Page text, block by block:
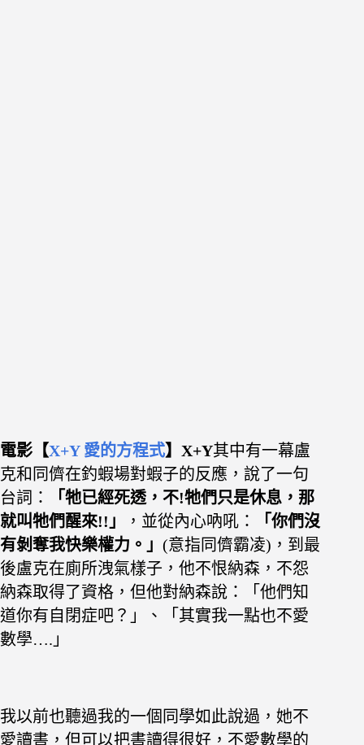
電影【X+Y 愛的方程式】X+Y其中有一幕盧
克和同儕在釣蝦場對蝦子的反應，說了一句
台詞：
「牠已經死透，不!牠們只是休息，那
就叫牠們醒來!!」
，並從內心吶吼： 「你們沒
有剝奪我快樂權力。 」 (意指同儕霸凌)， 到最
後盧克在廁所洩氣樣子，他不恨納森，不怨
納森取得了資格，但他對納森說：
「 他們知
道你有自閉症吧？ 」、「 其實我一點也不愛
數學…. 」
我以前也聽過我的一個同學如此說過，她不
愛讀書，但可以把書讀得很好，不愛數學的